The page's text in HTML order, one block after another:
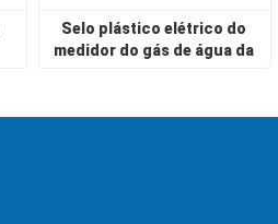
Selo plástico elétrico do
medidor do gás de água da